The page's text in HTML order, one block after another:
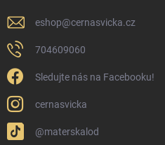
eshop@cernasvicka.cz
704609060
Sledujte nás na Facebooku!
cernasvicka
@materskalod